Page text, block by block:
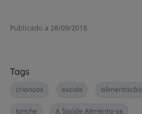
Publicado a 28/09/2018
Tags
crianças escola alimentação
lanche A Saúde Alimenta-se